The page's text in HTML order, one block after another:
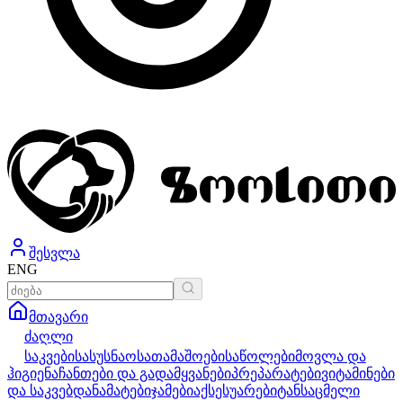
შესვლა
ENG
მთავარი
ძაღლი
საკვებისასუსნაოსათამაშოებისაწოლებიმოვლა და
ჰიგიენაჩანთები და გადამყვანებიპრეპარატებივიტამინები
და საკვებდანამატებიჯამებიაქსესუარებიტანსაცმელი